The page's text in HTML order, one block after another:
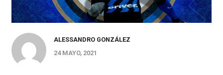
ALESSANDRO GONZÁLEZ
24 MAYO, 2021